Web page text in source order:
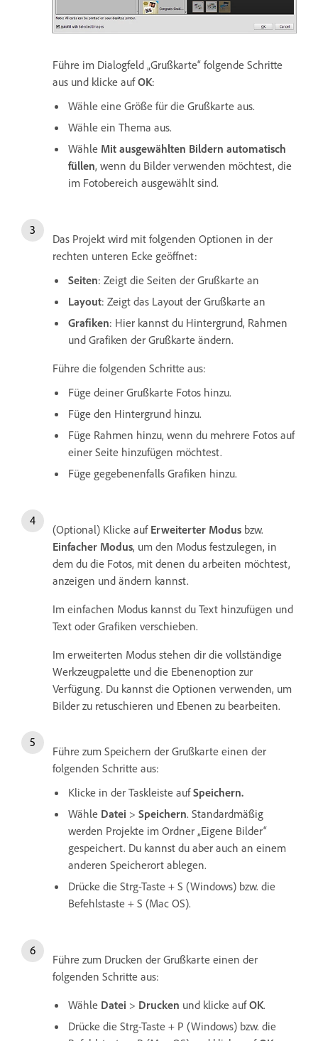
Führe im Dialogfeld „Grußkarte“ folgende Schritte
aus und klicke aufOK:
Wähle eine Größe für die Grußkarte aus.
Wähle ein Thema aus.
Wähle Mit ausgewählten Bildern automatisch
füllen, wenn du Bilder verwenden möchtest, die
im Fotobereich ausgewählt sind.
Das Projekt wird mit folgenden Optionen in der
rechten unteren Ecke geöffnet:
Seiten: Zeigt die Seiten der Grußkarte an
Layout: Zeigt das Layout der Grußkarte an
Grafiken: Hier kannst du Hintergrund, Rahmen
und Grafiken der Grußkarte ändern.
Führe die folgenden Schritte aus:
Füge deiner Grußkarte Fotos hinzu.
Füge den Hintergrund hinzu.
Füge Rahmen hinzu, wenn du mehrere Fotos auf
einer Seite hinzufügen möchtest.
Füge gegebenenfalls Grafiken hinzu.
(Optional) Klicke auf Erweiterter Modus bzw.
Einfacher Modus, um den Modus festzulegen, in
dem du die Fotos, mit denen du arbeiten möchtest,
anzeigen und ändern kannst.
Im einfachen Modus kannst du Text hinzufügen und
Text oder Grafiken verschieben.
Im erweiterten Modus stehen dir die vollständige
Werkzeugpalette und die Ebenenoption zur
Verfügung. Du kannst die Optionen verwenden, um
Bilder zu retuschieren und Ebenen zu bearbeiten.
Führe zum Speichern der Grußkarte einen der
folgenden Schritte aus:
Klicke in der Taskleiste aufSpeichern.
Wähle Datei > Speichern. Standardmäßig
werden Projekte im Ordner „Eigene Bilder“
gespeichert. Du kannst du aber auch an einem
anderen Speicherort ablegen.
Drücke die Strg-Taste + S (Windows) bzw. die
Befehlstaste + S (Mac OS).
Führe zum Drucken der Grußkarte einen der
folgenden Schritte aus:
Wähle Datei > Drucken und klicke aufOK.
Drücke die Strg-Taste + P (Windows) bzw. die